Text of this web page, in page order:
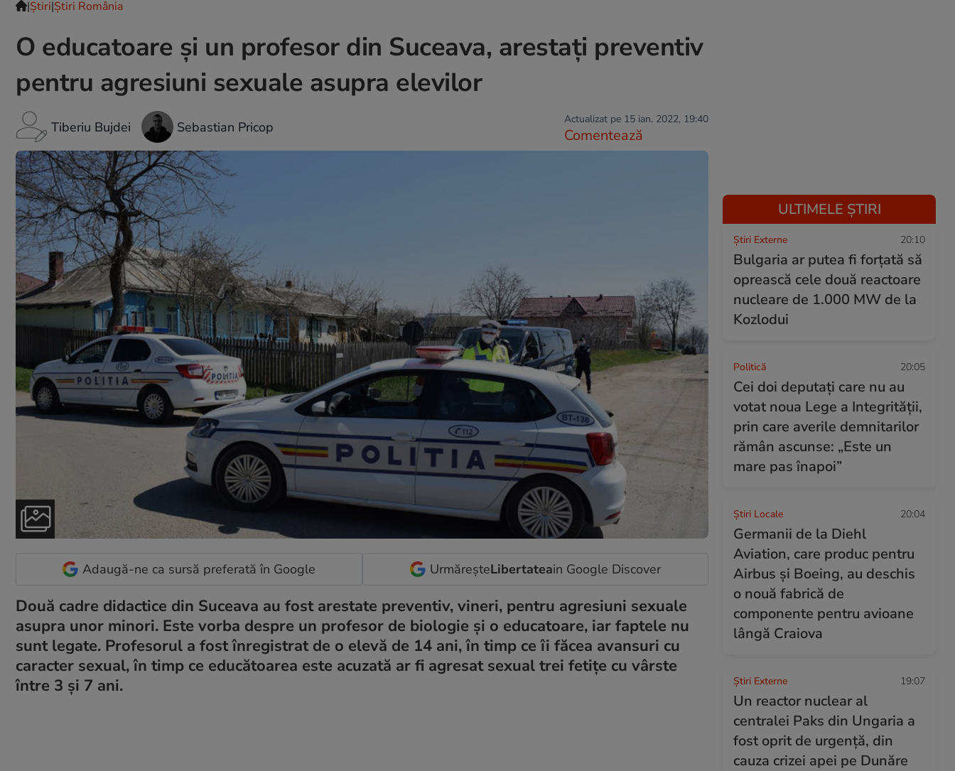
|Ştiri|Știri România
O educatoare și un profesor din Suceava, arestați preventiv
pentru agresiuni sexuale asupra elevilor
Tiberiu Bujdei Sebastian Pricop Actualizat pe 15 ian. 2022, 19:40
Comentează
Adaugă-ne ca sursă preferată în Google UrmăreșteLibertateain Google Discover
Două cadre didactice din Suceava au fost arestate preventiv, vineri, pentru agresiuni sexuale
asupra unor minori. Este vorba despre un profesor de biologie și o educatoare, iar faptele nu
sunt legate. Profesorul a fost înregistrat de o elevă de 14 ani, în timp ce îi făcea avansuri cu
caracter sexual, în timp ce educătoarea este acuzată ar fi agresat sexual trei fetițe cu vârste
între 3 și 7 ani.
ULTIMELE ȘTIRI
Știri Externe 20:10
Bulgaria ar putea fi forțată să
oprească cele două reactoare
nucleare de 1.000 MW de la
Kozlodui
Politică 20:05
Cei doi deputați care nu au
votat noua Lege a Integrității,
prin care averile demnitarilor
rămân ascunse: „Este un
mare pas înapoi”
Știri Locale 20:04
Germanii de la Diehl
Aviation, care produc pentru
Airbus și Boeing, au deschis
o nouă fabrică de
componente pentru avioane
lângă Craiova
Știri Externe 19:07
Un reactor nuclear al
centralei Paks din Ungaria a
fost oprit de urgență, din
cauza crizei apei pe Dunăre